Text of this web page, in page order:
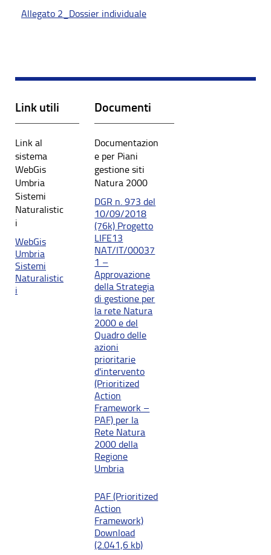
Allegato 2_Dossier individuale
Link utili
Link al
sistema
WebGis
Umbria
Sistemi
Naturalistic
i
WebGis
Umbria
Sistemi
Naturalistic
i
Documenti
Documentazion
e per Piani
gestione siti
Natura 2000
DGR n. 973 del
10/09/2018
(76k) Progetto
LIFE13
NAT/IT/00037
1 –
Approvazione
della Strategia
di gestione per
la rete Natura
2000 e del
Quadro delle
azioni
prioritarie
d'intervento
(Prioritized
Action
Framework –
PAF) per la
Rete Natura
2000 della
Regione
Umbria
PAF (Prioritized
Action
Framework)
Download
(2.041,6 kb)